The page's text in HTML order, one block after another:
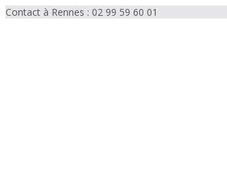
Contact à Rennes : 02 99 59 60 01